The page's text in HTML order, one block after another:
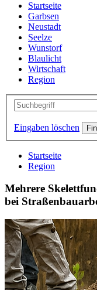
Startseite
Garbsen
Neustadt
Seelze
Wunstorf
Blaulicht
Wirtschaft
Region
Eingaben löschen
Startseite
Region
Mehrere
bei